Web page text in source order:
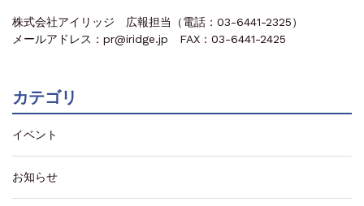
株式会社アイリッジ 広報担当（電話：03-6441-2325）
メールアドレス：pr@iridge.jp FAX：03-6441-2425
カテゴリ
イベント
お知らせ